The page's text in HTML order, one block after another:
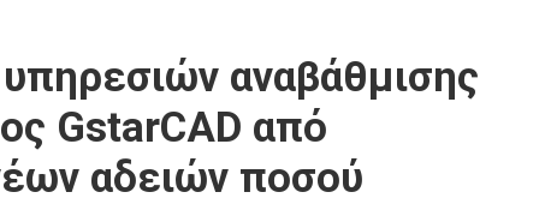
αναβάθμισης
GstarCAD από
αδειών ποσού